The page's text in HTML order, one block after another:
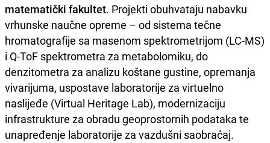
matematički fakultet. Projekti obuhvataju nabavku
vrhunske naučne opreme – od sistema tečne
hromatografije sa masenom spektrometrijom (LC-MS)
i Q-ToF spektrometra za metabolomiku, do
denzitometra za analizu koštane gustine, opremanja
vivarijuma, uspostave laboratorije za virtuelno
naslijeđe (Virtual Heritage Lab), modernizaciju
infrastrukture za obradu geoprostornih podataka te
unapređenje laboratorije za vazdušni saobraćaj.